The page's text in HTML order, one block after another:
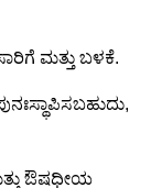
ಮತ್ತು ಬಳಕೆ.
ಔಷಧೀಯ